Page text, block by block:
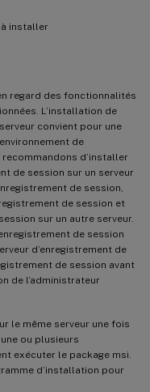
regard des fonctionnalités
L’installation de
convient pour une
de
d’installer
de session sur un serveur
de session,
de session et
sur un autre serveur.
de session
d’enregistrement de
de session avant
de l’administrateur
le même serveur une fois
ou plusieurs
exécuter le package msi.
d’installation pour